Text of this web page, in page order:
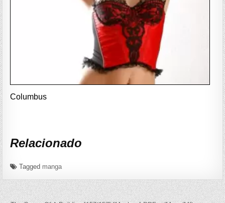
Columbus
Relacionado
Tagged manga